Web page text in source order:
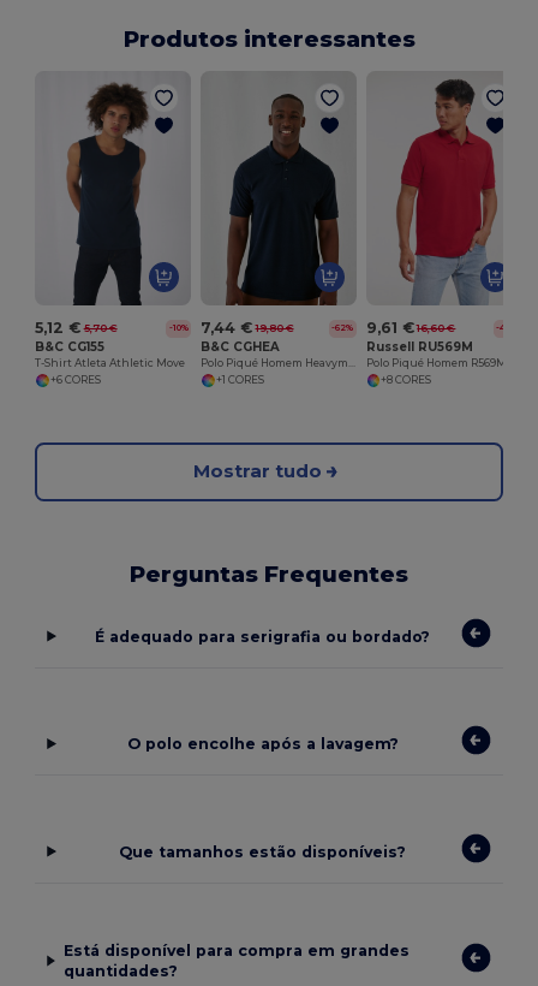
Produtos interessantes
5,12 € 5,70 € -10%
B&C CG155
T-Shirt Atleta Athletic Move
+6 CORES
7,44 € 19,80 € -62%
B&C CGHEA
+1 CORES
9,61 € 16,60 € -42%
Russell RU569M
+8 CORES
Mostrar tudo
Perguntas Frequentes
É adequado para serigrafia ou bordado?
O polo encolhe após a lavagem?
Que tamanhos estão disponíveis?
Está disponível para compra em grandes
quantidades?